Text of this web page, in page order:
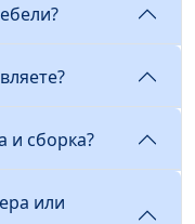
и сборка?
или